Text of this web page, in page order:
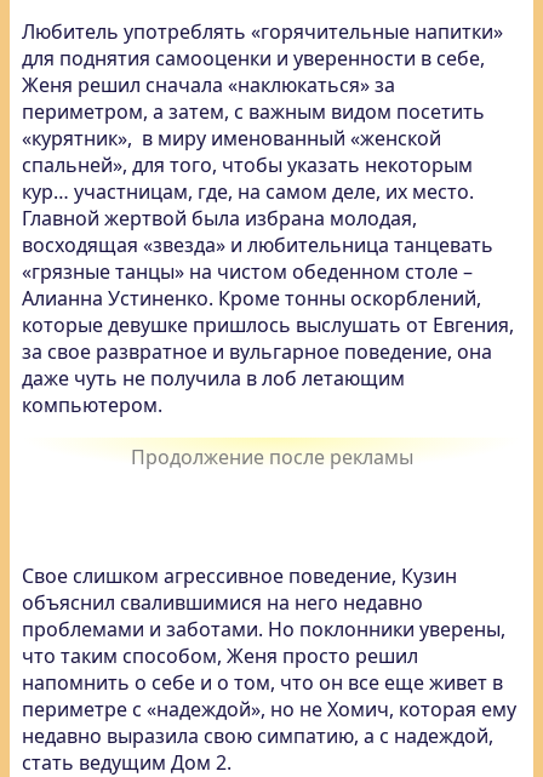
Любитель употреблять «горячительные напитки»
для поднятия самооценки и уверенности в себе,
Женя решил сначала «наклюкаться» за
периметром, а затем, с важным видом посетить
«курятник», в миру именованный «женской
спальней», для того, чтобы указать некоторым
кур… участницам, где, на самом деле, их место.
Главной жертвой была избрана молодая,
восходящая «звезда» и любительница танцевать
«грязные танцы» на чистом обеденном столе –
Алианна Устиненко. Кроме тонны оскорблений,
которые девушке пришлось выслушать от Евгения,
за свое развратное и вульгарное поведение, она
даже чуть не получила в лоб летающим
компьютером.
Свое слишком агрессивное поведение, Кузин
объяснил свалившимися на него недавно
проблемами и заботами. Но поклонники уверены,
что таким способом, Женя просто решил
напомнить о себе и о том, что он все еще живет в
периметре с «надеждой», но не Хомич, которая ему
недавно выразила свою симпатию, а с надеждой,
стать ведущим Дом 2.